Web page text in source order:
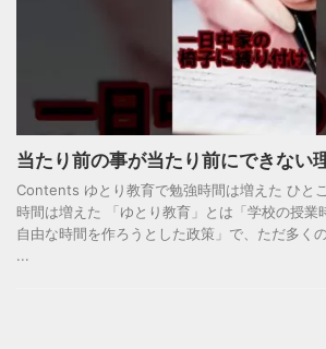
当たり前の事が当たり前にできない
Contents ゆとり教育で勉強時間は増えた ひと
時間は増えた 「ゆとり教育」とは「学校の授業
自由な時間を作ろうとした政策」で、ただ多く
...